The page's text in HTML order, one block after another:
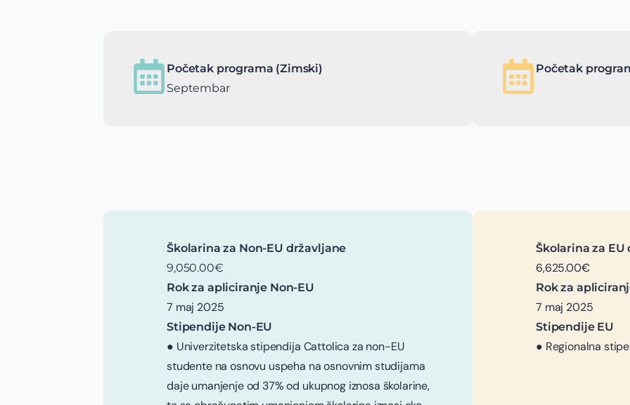
Početak programa (Zimski)
Septembar
Početak
Školarina za Non-EU državljane
9,050.00€
Rok za apliciranje Non-EU
7 maj 2025
Stipendije Non-EU
● Univerzitetska stipendija Cattolica za non-EU
studente na osnovu uspeha na osnovnim studijama
daje umanjenje od 37% od ukupnog iznosa školarine,
Školarina za EU
6,625.00€
Rok za
7 maj 2025
Stipendije EU
● Regionalna